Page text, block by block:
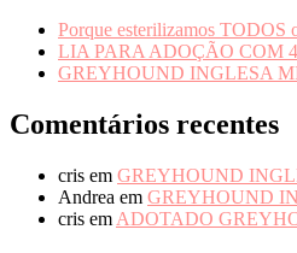
Porque esterilizamos TODOS
LIA PARA ADOÇÃO COM
GREYHOUND INGLESA
Comentários recentes
cris em GREYHOUND
Andrea em GREYHOUND
cris em ADOTADO